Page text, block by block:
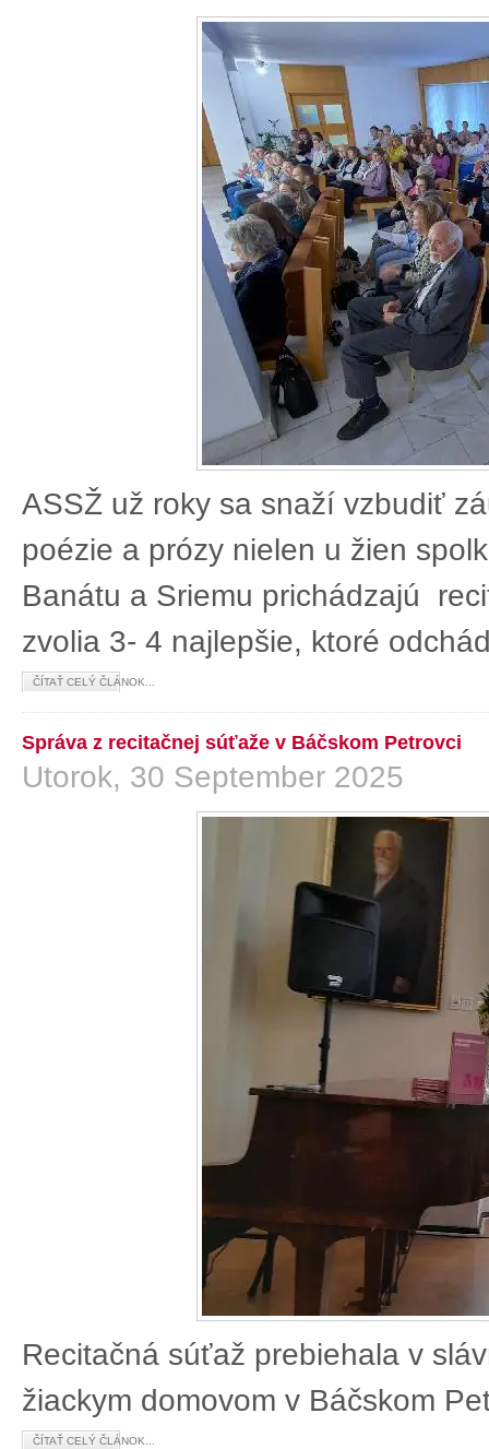
ASSŽ už roky sa snaží vzbudiť
poézie a prózy nielen u žien
Banátu a Sriemu prichádzajú
zvolia 3- 4 najlepšie, ktoré
ČÍTAŤ CELÝ ČLÁNOK...
Správa z recitačnej súťaže v Báčskom Petrovci
Utorok, 30 September 2025
Recitačná súťaž prebiehala v
žiackym domovom v Báčskom
ČÍTAŤ CELÝ ČLÁNOK...